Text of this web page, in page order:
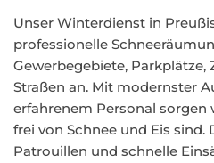
Unser Winterdienst in
professionelle
Gewerbegebiete,
Straßen an. Mit modernster
erfahrenem Personal sorgen
frei von Schnee und Eis
Patrouillen und schnelle